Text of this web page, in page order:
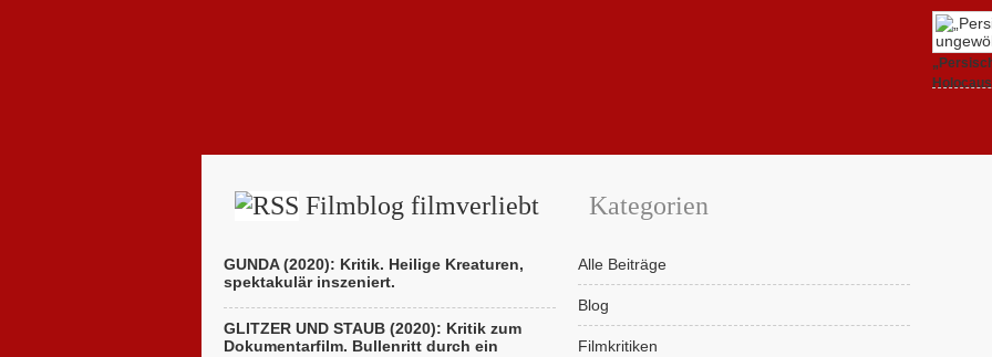
25.
Filmblog filmverliebt
GUNDA (2020): Kritik. Heilige Kreaturen,
spektakulär inszeniert.
GLITZER UND STAUB (2020): Kritik zum
Dokumentarfilm. Bullenritt durch ein
Kategorien
Alle Beiträge
Blog
Filmkritiken